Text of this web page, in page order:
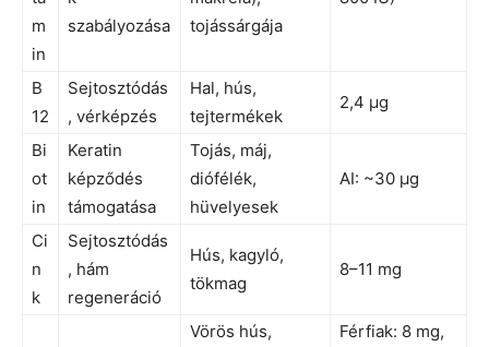
m
in
szabályozása
tojássárgája
B
12
Sejtosztódás
, vérképzés
Hal, hús,
tejtermékek
2,4 µg
Bi
ot
in
Keratin
képződés
támogatása
Tojás, máj,
diófélék,
hüvelyesek
AI: ~30 µg
Ci
n
k
Sejtosztódás
, hám
regeneráció
Hús, kagyló,
tökmag
8–11 mg
Vörös hús, Férfiak: 8 mg,